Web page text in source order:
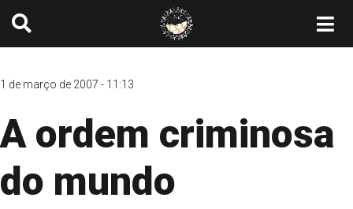
1 de março de 2007 - 11:13
A ordem criminosa
do mundo